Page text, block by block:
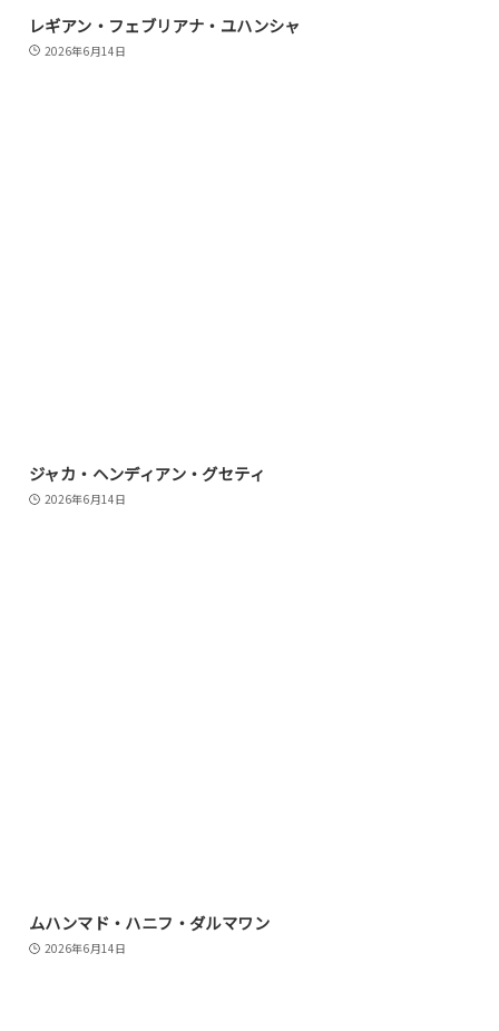
レギアン・フェブリアナ・ユハンシャ
2026年6月14日
ジャカ・ヘンディアン・グセティ
2026年6月14日
ムハンマド・ハニフ・ダルマワン
2026年6月14日